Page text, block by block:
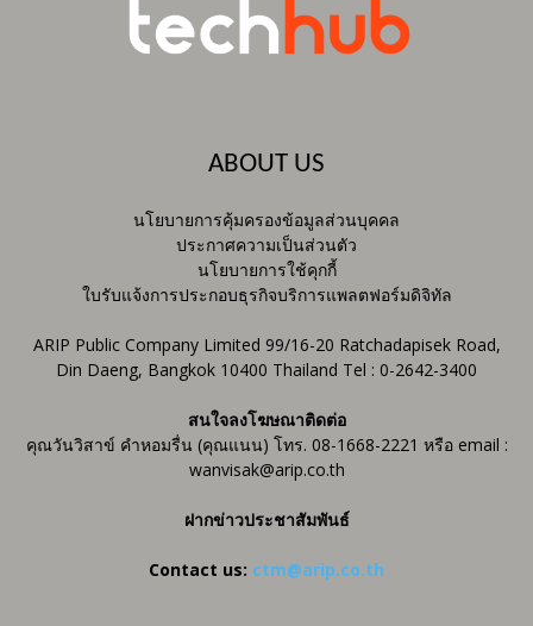
ABOUT US
นโยบายการคุ้มครองข้อมูลส่วนบุคคล
ประกาศความเป็นส่วนตัว
นโยบายการใช้คุกกี้
ใบรับแจ้งการประกอบธุรกิจบริการแพลตฟอร์มดิจิทัล
ARIP Public Company Limited 99/16-20 Ratchadapisek Road,
Din Daeng, Bangkok 10400 Thailand Tel : 0-2642-3400
สนใจลงโฆษณาติดต่อ
คุณวันวิสาข์ คำหอมรื่น (คุณแนน) โทร. 08-1668-2221 หรือ email :
wanvisak@arip.co.th
ฝากข่าวประชาสัมพันธ์
Contact us: ctm@arip.co.th